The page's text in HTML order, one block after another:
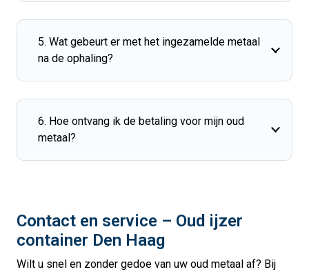
5. Wat gebeurt er met het ingezamelde metaal
na de ophaling?
6. Hoe ontvang ik de betaling voor mijn oud
metaal?
Contact en service – Oud ijzer
container Den Haag
Wilt u snel en zonder gedoe van uw oud metaal af? Bij